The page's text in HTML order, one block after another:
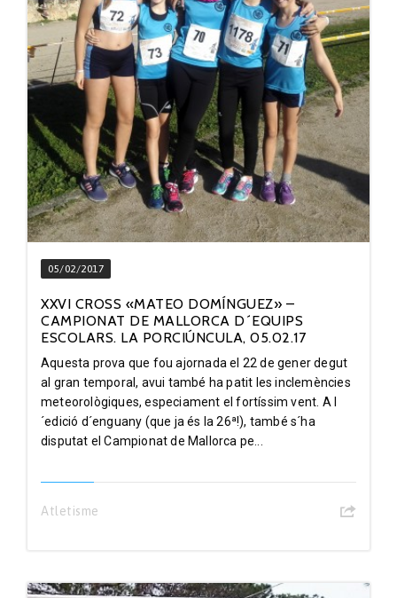
05/02/2017
XXVI CROSS «MATEO DOMÍNGUEZ» –
CAMPIONAT DE MALLORCA D´EQUIPS
ESCOLARS. LA PORCIÚNCULA, 05.02.17
Aquesta prova que fou ajornada el 22 de gener degut
al gran temporal, avui també ha patit les inclemències
meteorològiques, especiament el fortíssim vent. A l
´edició d´enguany (que ja és la 26ª!), també s´ha
disputat el Campionat de Mallorca pe...
Atletisme